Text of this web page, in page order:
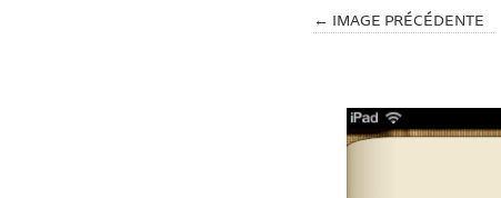
← IMAGE PRÉCÉDENTE